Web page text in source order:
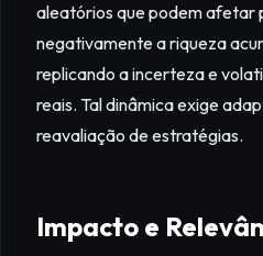
aleatórios que podem afetar
negativamente a riqueza
replicando a incerteza e
reais. Tal dinâmica exige
reavaliação de estratégias.
Impacto e